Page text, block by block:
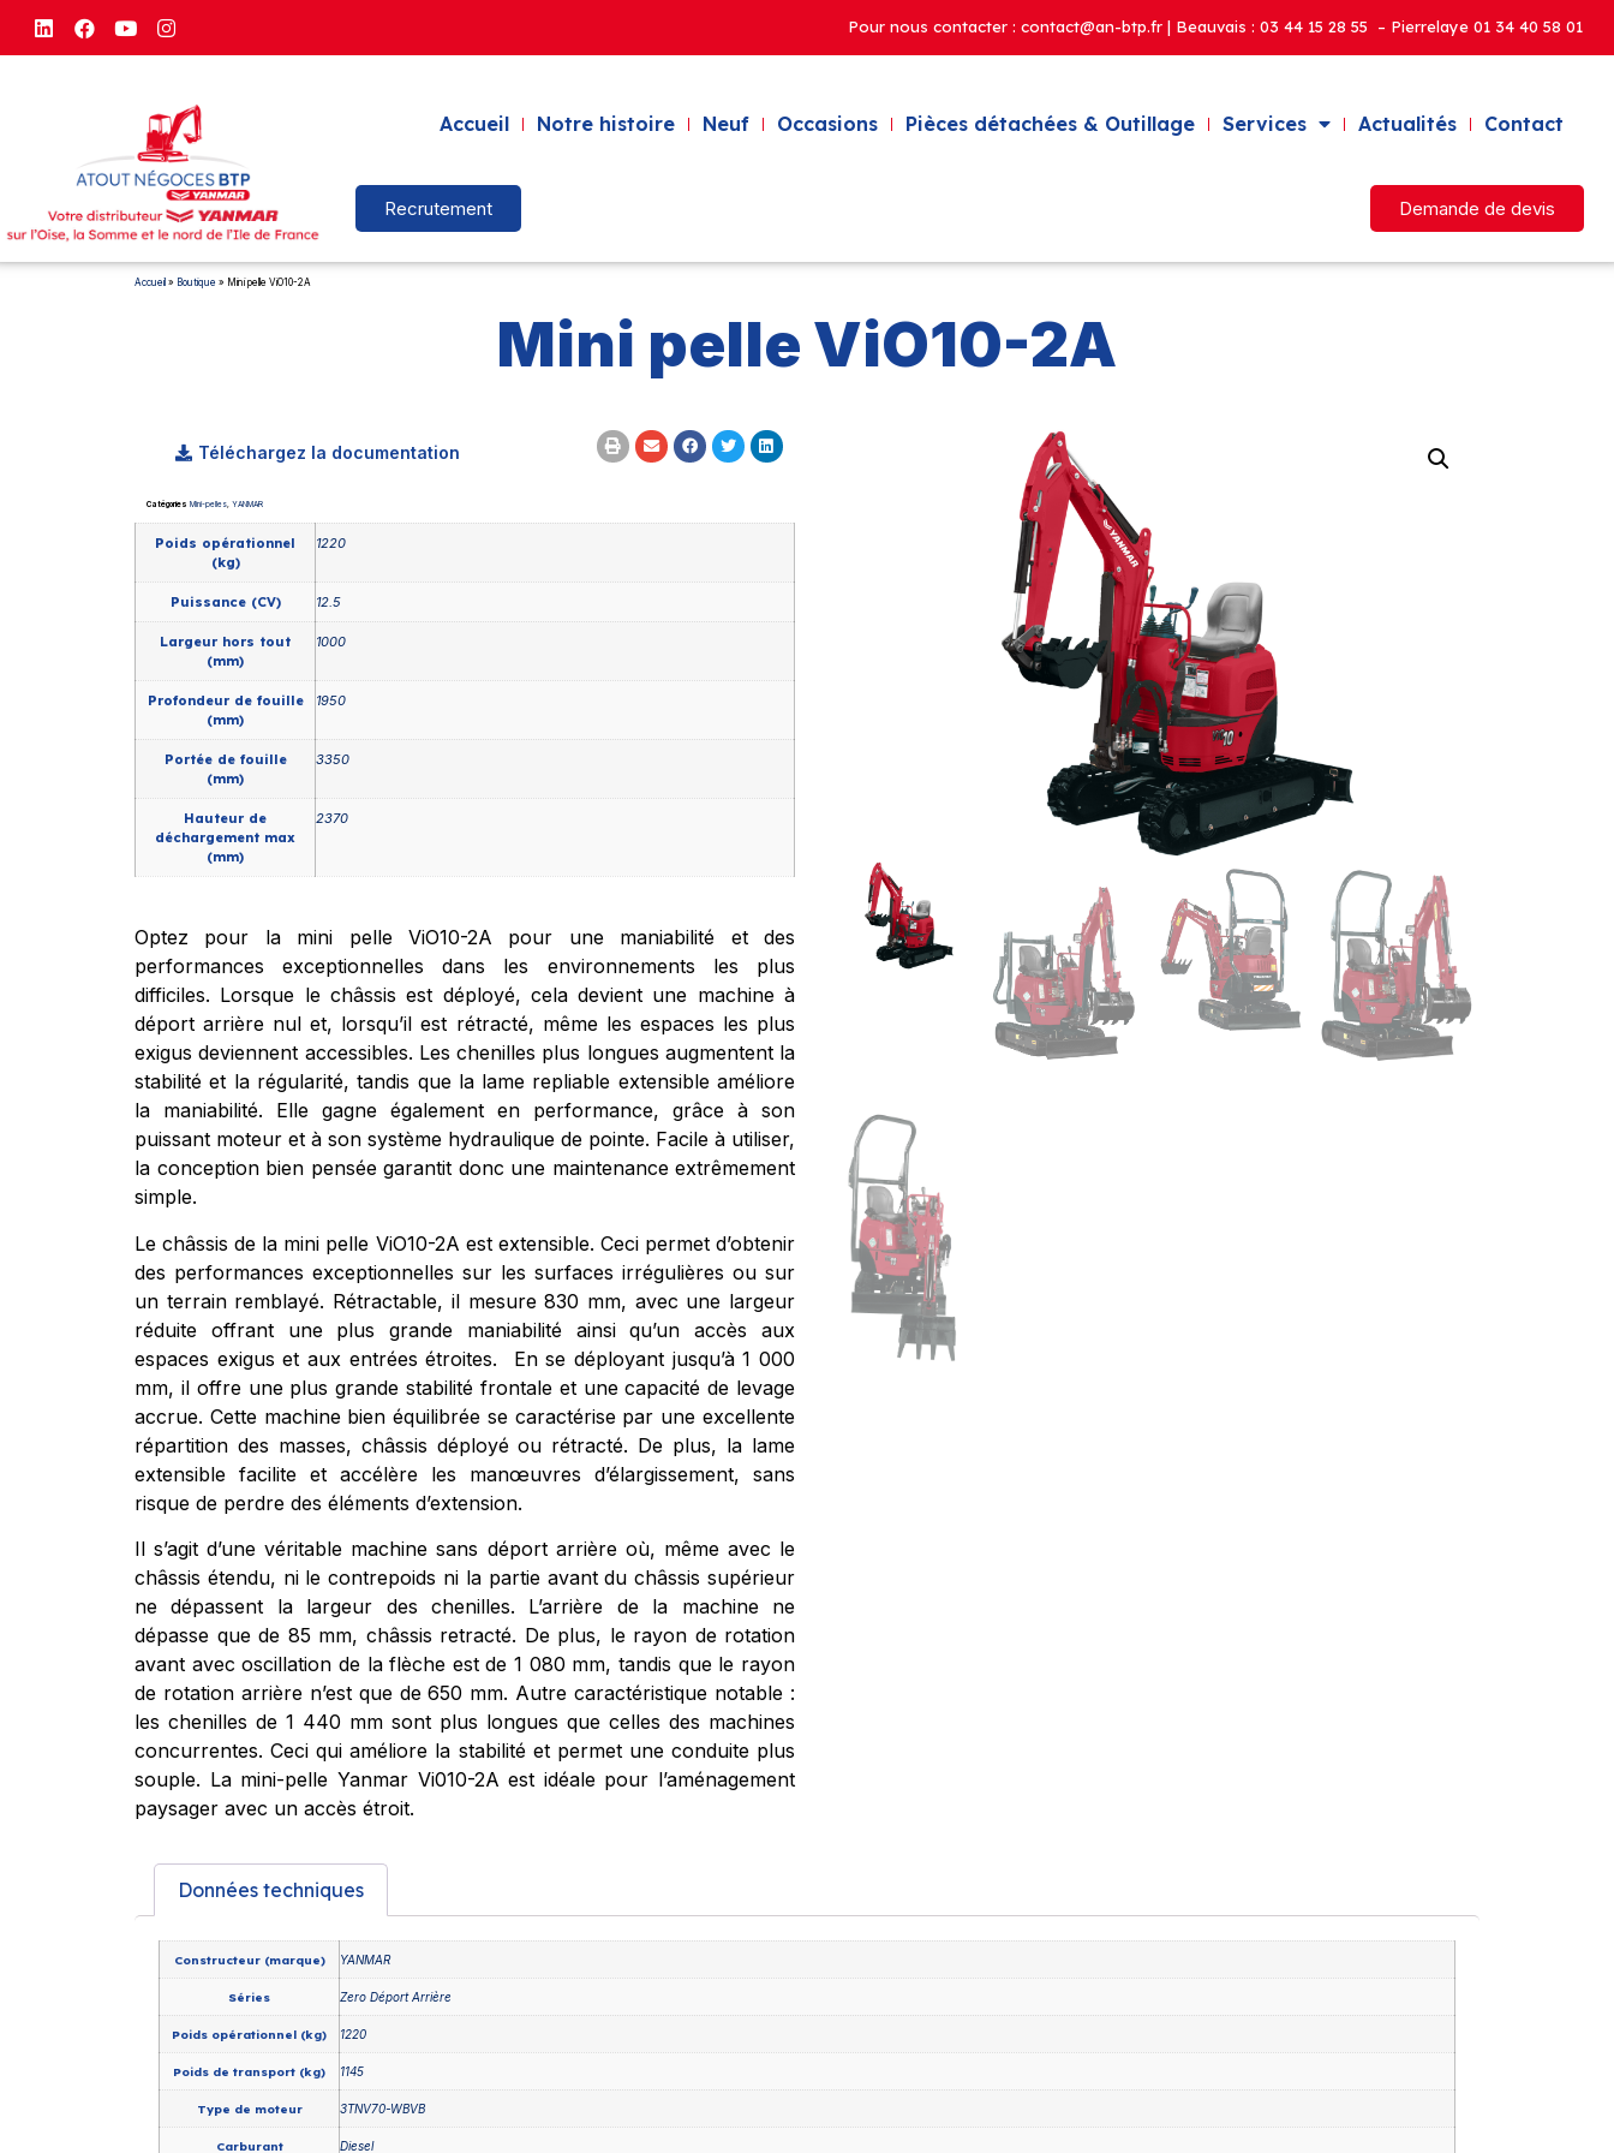
Pour nous contacter : contact@an-btp.fr | Beauvais : 03 44 15 28 55 – Pierrelaye 01 34 40 58 01
Accueil Notre histoire Neuf Occasions Pièces détachées & Outillage Services Actualités Contact
Recrutement Demande de devis
Accueil » Boutique » Mini pelle ViO10-2A
Mini pelle ViO10-2A
Téléchargez la documentation
Catégories Mini-pelles, YANMAR
Poids opérationnel
(kg)
1220
Puissance (CV) 12.5
Largeur hors tout
(mm)
1000
Profondeur de fouille
(mm)
1950
Portée de fouille
(mm)
3350
Hauteur de
déchargement max
(mm)
2370
Optez pour la mini pelle ViO10-2A pour une maniabilité et des
performances exceptionnelles dans les environnements les plus
difficiles. Lorsque le châssis est déployé, cela devient une machine à
déport arrière nul et, lorsqu’il est rétracté, même les espaces les plus
exigus deviennent accessibles. Les chenilles plus longues augmentent la
stabilité et la régularité, tandis que la lame repliable extensible améliore
la maniabilité. Elle gagne également en performance, grâce à son
puissant moteur et à son système hydraulique de pointe. Facile à utiliser,
la conception bien pensée garantit donc une maintenance extrêmement
simple.
Le châssis de la mini pelle ViO10-2A est extensible. Ceci permet d’obtenir
des performances exceptionnelles sur les surfaces irrégulières ou sur
un terrain remblayé. Rétractable, il mesure 830 mm, avec une largeur
réduite offrant une plus grande maniabilité ainsi qu’un accès aux
espaces exigus et aux entrées étroites. En se déployant jusqu’à 1 000
mm, il offre une plus grande stabilité frontale et une capacité de levage
accrue. Cette machine bien équilibrée se caractérise par une excellente
répartition des masses, châssis déployé ou rétracté. De plus, la lame
extensible facilite et accélère les manœuvres d’élargissement, sans
risque de perdre des éléments d’extension.
Il s’agit d’une véritable machine sans déport arrière où, même avec le
châssis étendu, ni le contrepoids ni la partie avant du châssis supérieur
ne dépassent la largeur des chenilles. L’arrière de la machine ne
dépasse que de 85 mm, châssis retracté. De plus, le rayon de rotation
avant avec oscillation de la flèche est de 1 080 mm, tandis que le rayon
de rotation arrière n’est que de 650 mm. Autre caractéristique notable :
les chenilles de 1 440 mm sont plus longues que celles des machines
concurrentes. Ceci qui améliore la stabilité et permet une conduite plus
souple. La mini-pelle Yanmar Vi010-2A est idéale pour l’aménagement
paysager avec un accès étroit.
Données techniques
Constructeur (marque) YANMAR
Séries Zero Déport Arrière
Poids opérationnel (kg) 1220
Poids de transport (kg) 1145
Type de moteur 3TNV70-WBVB
Carburant Diesel